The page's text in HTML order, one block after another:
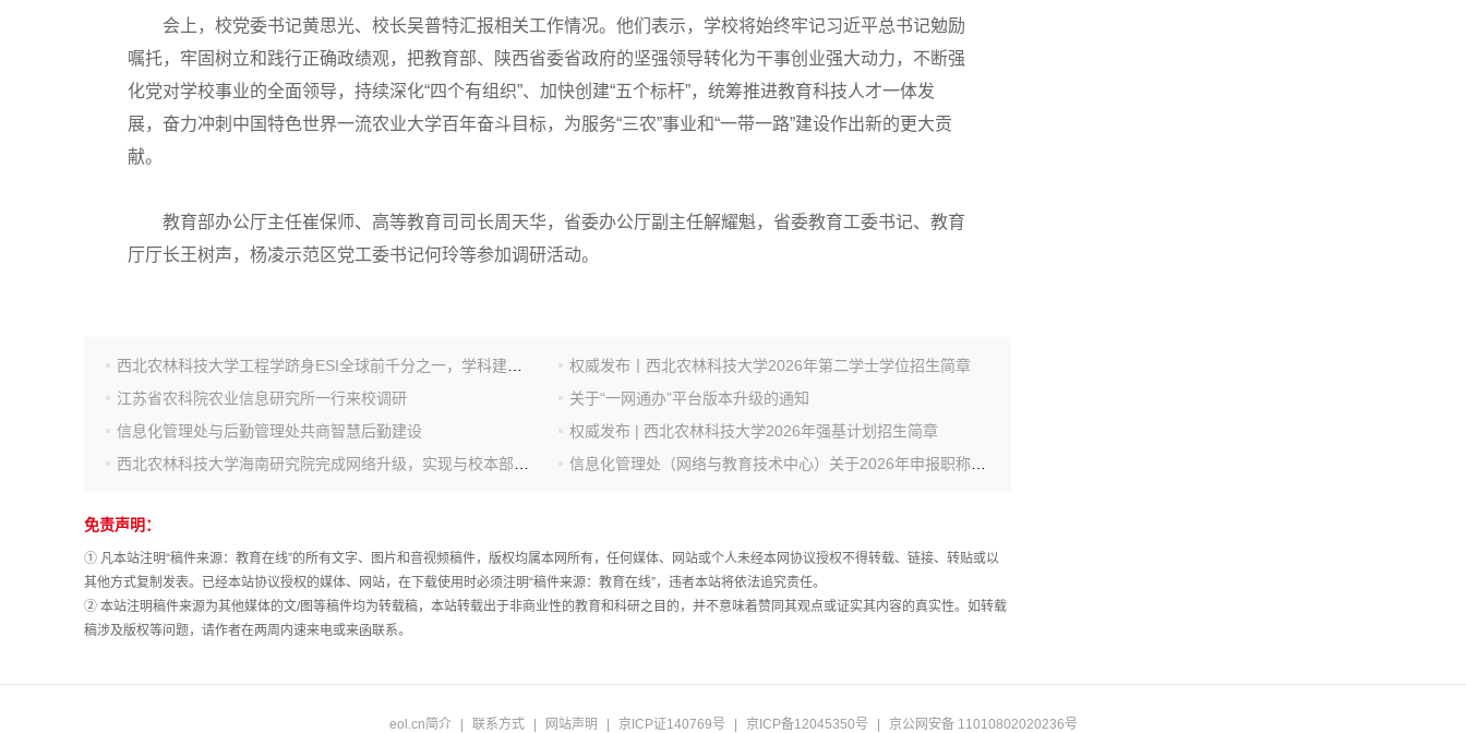
会上，校党委书记黄思光、校长吴普特汇报相关工作情况。他们表示，学校将始终牢记习近平总书记勉励
嘱托，牢固树立和践行正确政绩观，把教育部、陕西省委省政府的坚强领导转化为干事创业强大动力，不断强
化党对学校事业的全面领导，持续深化“四个有组织”、加快创建“五个标杆”，统筹推进教育科技人才一体发
展，奋力冲刺中国特色世界一流农业大学百年奋斗目标，为服务“三农”事业和“一带一路”建设作出新的更大贡
献。
教育部办公厅主任崔保师、高等教育司司长周天华，省委办公厅副主任解耀魁，省委教育工委书记、教育
厅厅长王树声，杨凌示范区党工委书记何玲等参加调研活动。
西北农林科技大学工程学跻身ESI全球前千分之一，学科建设再攀新高
权威发布丨西北农林科技大学2026年第二学士学位招生简章
江苏省农科院农业信息研究所一行来校调研
关于“一网通办”平台版本升级的通知
信息化管理处与后勤管理处共商智慧后勤建设
权威发布 | 西北农林科技大学2026年强基计划招生简章
西北农林科技大学海南研究院完成网络升级，实现与校本部校园网全域直通
信息化管理处（网络与教育技术中心）关于2026年申报职称人员及材料的公示
免责声明：
① 凡本站注明“稿件来源：教育在线”的所有文字、图片和音视频稿件，版权均属本网所有，任何媒体、网站或个人未经本网协议授权不得转载、链接、转贴或以
其他方式复制发表。已经本站协议授权的媒体、网站，在下载使用时必须注明“稿件来源：教育在线”，违者本站将依法追究责任。
② 本站注明稿件来源为其他媒体的文/图等稿件均为转载稿，本站转载出于非商业性的教育和科研之目的，并不意味着赞同其观点或证实其内容的真实性。如转载
稿涉及版权等问题，请作者在两周内速来电或来函联系。
eol.cn简介 联系方式 网站声明 京ICP证140769号 京ICP备12045350号 京公网安备 11010802020236号